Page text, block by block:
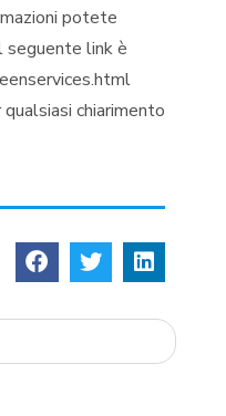
potete
seguente link è
chiarimento